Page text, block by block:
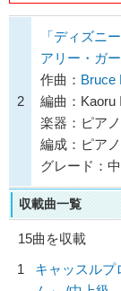
2
「ディズニ
アリー・ガ
作曲： Bruce
編曲：Kaoru
楽器：ピアノ
編成：ピア
グレード：
収載曲一覧
15曲を収載
1
キャッスルプ